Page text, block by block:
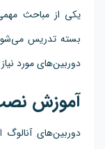
یکی از مباحث
بسته تدریس می‌شود
دوربین‌های مورد
آموزش نصب
دوربین‌های